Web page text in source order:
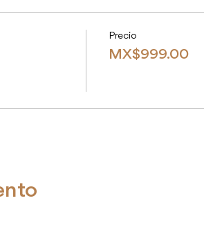
Precio
MX$999.00